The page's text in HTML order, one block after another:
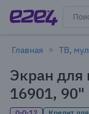
Главная ТВ,
Экран для
16901,